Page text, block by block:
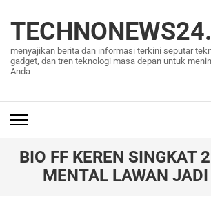
konten
(Tekan
Enter)
menyajikan berita dan informasi terkini seputar
gadget, dan tren teknologi masa depan untuk
Anda
BIO FF KEREN SINGKAT
MENTAL LAWAN